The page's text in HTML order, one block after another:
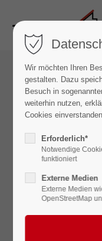
Wir möchten Ihren
gestalten. Dazu
Besuch in
weiterhin nutzen,
Cookies
Erforderlich*
Notwendige
funktioniert
Externe Medien
Externe Medien
OpenStreetMap